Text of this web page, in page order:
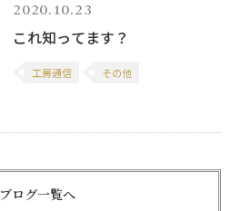
2020.10.23
これ知ってます？
工房通信 その他
ブログ一覧へ